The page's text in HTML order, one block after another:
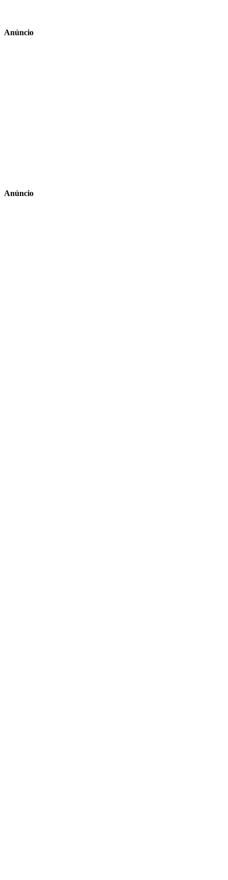
Anúncio
Anúncio